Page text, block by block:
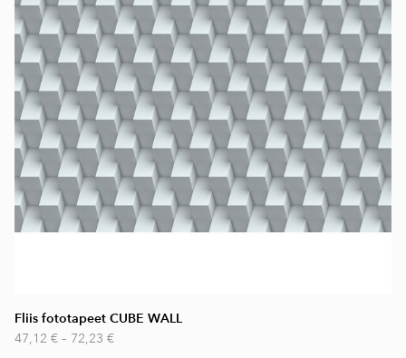
Fliis fototapeet CUBE WALL
47,12 € – 72,23 €